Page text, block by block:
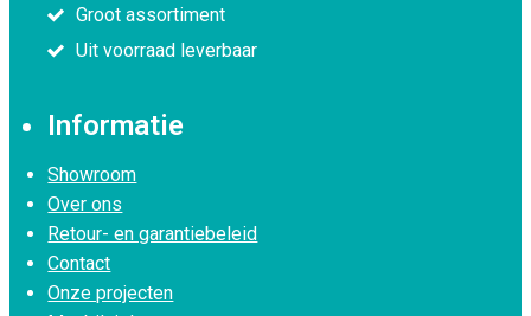
Groot assortiment
Uit voorraad leverbaar
Informatie
Showroom
Over ons
Retour- en garantiebeleid
Contact
Onze projecten